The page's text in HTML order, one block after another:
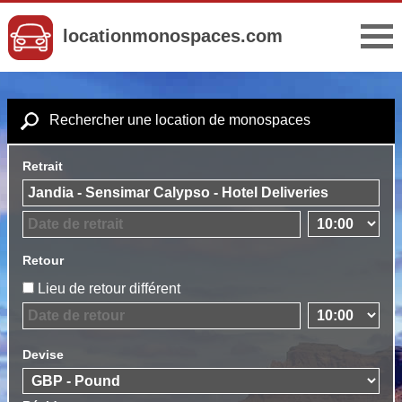
locationmonospaces.com
Rechercher une location de monospaces
Retrait
Retour
Lieu de retour différent
Devise